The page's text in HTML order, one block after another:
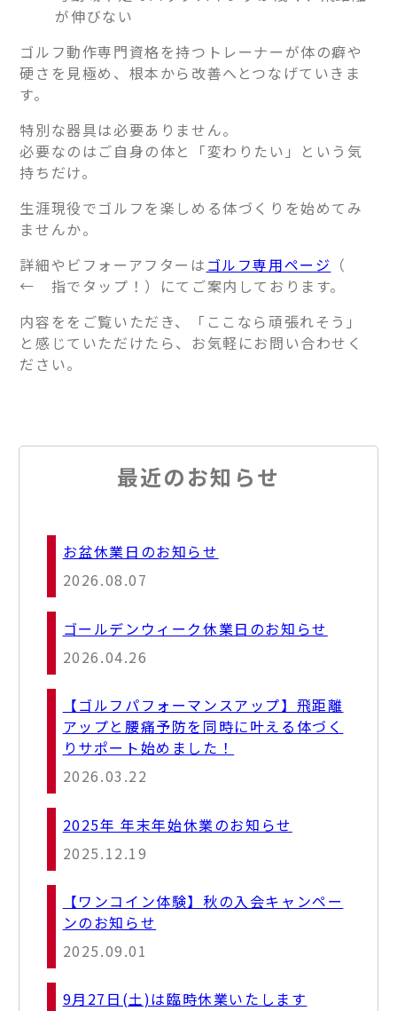
が伸びない
ゴルフ動作専門資格を持つトレーナーが体の癖や
硬さを見極め、根本から改善へとつなげていきま
す。
特別な器具は必要ありません。
必要なのはご自身の体と「変わりたい」という気
持ちだけ。
生涯現役でゴルフを楽しめる体づくりを始めてみ
ませんか。
詳細やビフォーアフターは ゴルフ専用ページ （
← 指でタップ！）にてご案内しております。
内容ををご覧いただき、「ここなら頑張れそう」
と感じていただけたら、お気軽にお問い合わせく
ださい。
最近のお知らせ
お盆休業日のお知らせ
2026.08.07
ゴールデンウィーク休業日のお知らせ
2026.04.26
【ゴルフパフォーマンスアップ】飛距離
アップと腰痛予防を同時に叶える体づく
りサポート始めました！
2026.03.22
2025年 年末年始休業のお知らせ
2025.12.19
【ワンコイン体験】秋の入会キャンペー
ンのお知らせ
2025.09.01
9月27日(土)は臨時休業いたします